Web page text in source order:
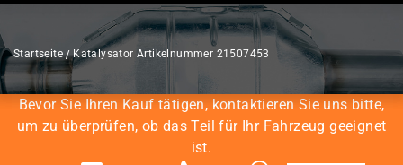
KATALYSATOREN
Startseite Katalysator Artikelnummer 21507453
Bevor Sie Ihren Kauf tätigen, kontaktieren Sie uns bitte,
um zu überprüfen, ob das Teil für Ihr Fahrzeug geeignet
ist.